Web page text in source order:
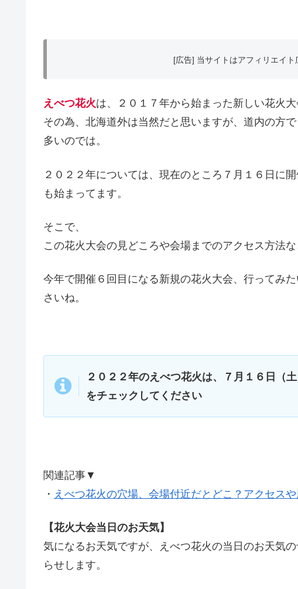
[広告] 当サイトはアフィリエイト
えべつ花火は、２０１７年から始まった新しい花火大
その為、北海道外は当然だと思いますが、道内の方
多いのでは。
２０２２年については、現在のところ７月１６日に
も始まってます。
そこで、
この花火大会の見どころや会場までのアクセス方法な
今年で開催６回目になる新規の花火大会、行ってみ
さいね。
２０２２年のえべつ花火は、７月１６日（
をチェックしてください
関連記事▼
・ えべつ花火の穴場、会場付近だとどこ？アクセスや
【花火大会当日のお天気】
気になるお天気ですが、えべつ花火の当日のお天気
らせします。